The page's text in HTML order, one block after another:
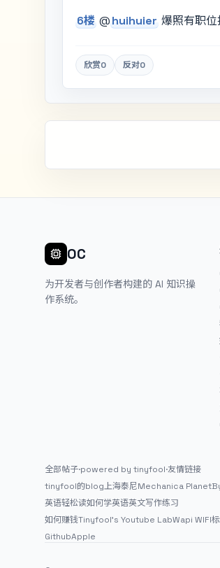
6楼 @huihuier 爆照有职位
欣赏0 反对0
OC
为开发者与创作者构建的 AI 知识操
作系统。
全部帖子·powered by tinyfool·友情链接
tinyfool的blog上海泰尼Mechanica Planet
英语轻松读如何学英语英文写作练习
如何赚钱Tinyfool's Youtube LabWapi WIFI
GithubApple